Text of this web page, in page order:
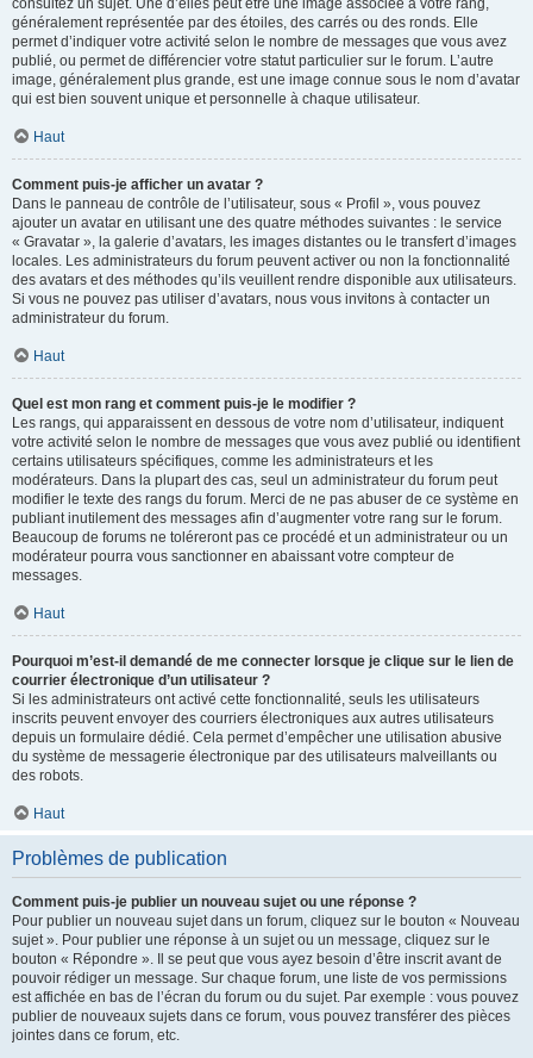
consultez un sujet. Une d’elles peut être une image associée à votre rang,
généralement représentée par des étoiles, des carrés ou des ronds. Elle
permet d’indiquer votre activité selon le nombre de messages que vous avez
publié, ou permet de différencier votre statut particulier sur le forum. L’autre
image, généralement plus grande, est une image connue sous le nom d’avatar
qui est bien souvent unique et personnelle à chaque utilisateur.
Haut
Comment puis-je afficher un avatar ?
Dans le panneau de contrôle de l’utilisateur, sous « Profil », vous pouvez
ajouter un avatar en utilisant une des quatre méthodes suivantes : le service
« Gravatar », la galerie d’avatars, les images distantes ou le transfert d’images
locales. Les administrateurs du forum peuvent activer ou non la fonctionnalité
des avatars et des méthodes qu’ils veuillent rendre disponible aux utilisateurs.
Si vous ne pouvez pas utiliser d’avatars, nous vous invitons à contacter un
administrateur du forum.
Haut
Quel est mon rang et comment puis-je le modifier ?
Les rangs, qui apparaissent en dessous de votre nom d’utilisateur, indiquent
votre activité selon le nombre de messages que vous avez publié ou identifient
certains utilisateurs spécifiques, comme les administrateurs et les
modérateurs. Dans la plupart des cas, seul un administrateur du forum peut
modifier le texte des rangs du forum. Merci de ne pas abuser de ce système en
publiant inutilement des messages afin d’augmenter votre rang sur le forum.
Beaucoup de forums ne toléreront pas ce procédé et un administrateur ou un
modérateur pourra vous sanctionner en abaissant votre compteur de
messages.
Haut
Pourquoi m’est-il demandé de me connecter lorsque je clique sur le lien de
courrier électronique d’un utilisateur ?
Si les administrateurs ont activé cette fonctionnalité, seuls les utilisateurs
inscrits peuvent envoyer des courriers électroniques aux autres utilisateurs
depuis un formulaire dédié. Cela permet d’empêcher une utilisation abusive
du système de messagerie électronique par des utilisateurs malveillants ou
des robots.
Haut
Problèmes de publication
Comment puis-je publier un nouveau sujet ou une réponse ?
Pour publier un nouveau sujet dans un forum, cliquez sur le bouton « Nouveau
sujet ». Pour publier une réponse à un sujet ou un message, cliquez sur le
bouton « Répondre ». Il se peut que vous ayez besoin d’être inscrit avant de
pouvoir rédiger un message. Sur chaque forum, une liste de vos permissions
est affichée en bas de l’écran du forum ou du sujet. Par exemple : vous pouvez
publier de nouveaux sujets dans ce forum, vous pouvez transférer des pièces
jointes dans ce forum, etc.